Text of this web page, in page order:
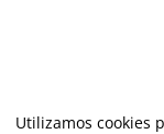
Utilizamos cookies